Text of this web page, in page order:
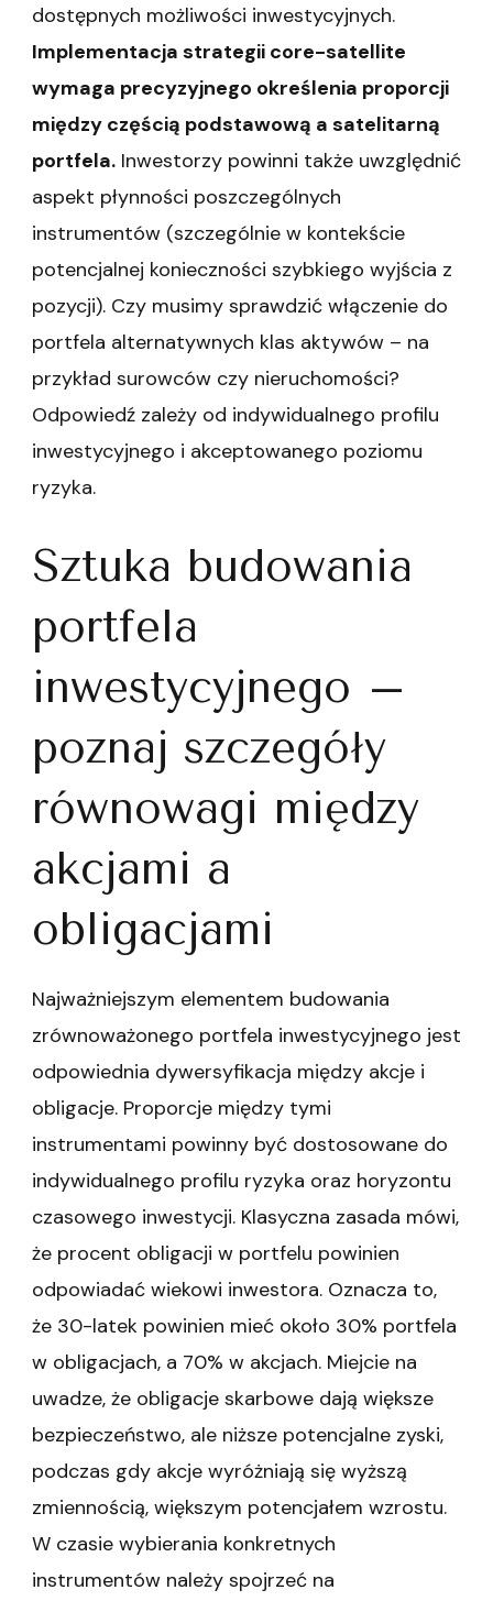
dostępnych możliwości inwestycyjnych.
Implementacja strategii core-satellite
wymaga precyzyjnego określenia proporcji
między częścią podstawową a satelitarną
portfela. Inwestorzy powinni także uwzględnić
aspekt płynności poszczególnych
instrumentów (szczególnie w kontekście
potencjalnej konieczności szybkiego wyjścia z
pozycji). Czy musimy sprawdzić włączenie do
portfela alternatywnych klas aktywów – na
przykład surowców czy nieruchomości?
Odpowiedź zależy od indywidualnego profilu
inwestycyjnego i akceptowanego poziomu
ryzyka.
Sztuka budowania
portfela
inwestycyjnego –
poznaj szczegóły
równowagi między
akcjami a
obligacjami
Najważniejszym elementem budowania
zrównoważonego portfela inwestycyjnego jest
odpowiednia dywersyfikacja między akcje i
obligacje. Proporcje między tymi
instrumentami powinny być dostosowane do
indywidualnego profilu ryzyka oraz horyzontu
czasowego inwestycji. Klasyczna zasada mówi,
że procent obligacji w portfelu powinien
odpowiadać wiekowi inwestora. Oznacza to,
że 30-latek powinien mieć około 30% portfela
w obligacjach, a 70% w akcjach. Miejcie na
uwadze, że obligacje skarbowe dają większe
bezpieczeństwo, ale niższe potencjalne zyski,
podczas gdy akcje wyróżniają się wyższą
zmiennością, większym potencjałem wzrostu.
W czasie wybierania konkretnych
instrumentów należy spojrzeć na